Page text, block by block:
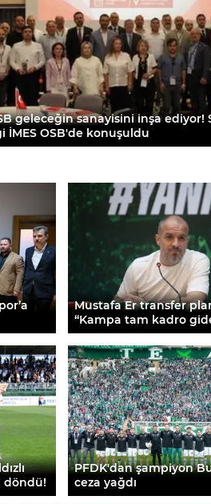
geleceğin sanayisini inşa ediyor!
İMES OSB'de konuşuldu
Mustafa Er transfer
“Kampa tam kadro
döndü!
PFDK'dan şampiyon
ceza yağdı